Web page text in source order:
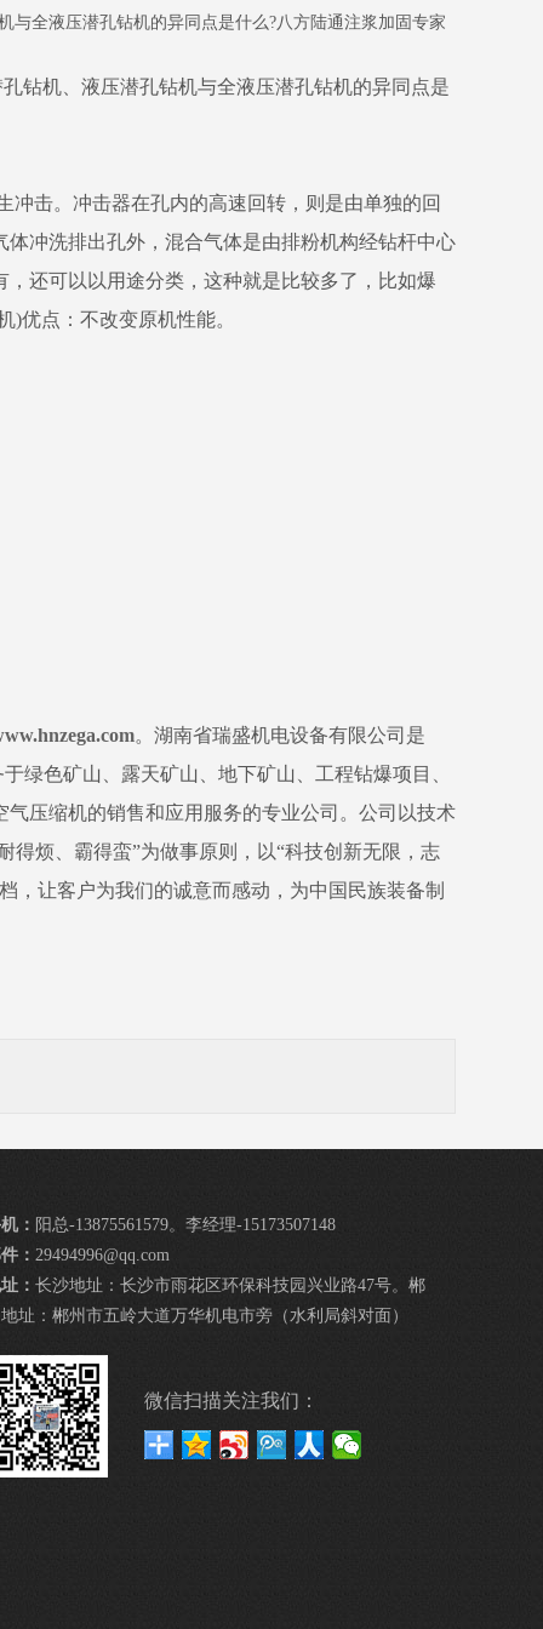
全液压潜孔钻机的异同点是什么?八方陆通注浆加固专家
机、液压潜孔钻机与全液压潜孔钻机的异同点是
击。冲击器在孔内的高速回转，则是由单独的回
冲洗排出孔外，混合气体是由排粉机构经钻杆中心
还可以以用途分类，这种就是比较多了，比如爆
优点：不改变原机性能。
。湖南省瑞盛机电设备有限公司是
绿色矿山、露天矿山、地下矿山、工程钻爆项目、
压缩机的销售和应用服务的专业公司。公司以技术
得烦、霸得蛮”为做事原则，以“科技创新无限，志
，让客户为我们的诚意而感动，为中国民族装备制
： 阳总-13875561579。李经理-15173507148
： 29494996@qq.com
： 长沙地址：长沙市雨花区环保科技园兴业路47号。郴
址：郴州市五岭大道万华机电市旁（水利局斜对面）
微信扫描关注我们：